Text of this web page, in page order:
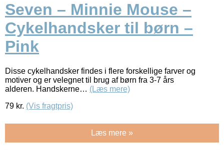
Seven – Minnie Mouse –
Cykelhandsker til børn –
Pink
Disse cykelhandsker findes i flere forskellige farver og
motiver og er velegnet til brug af børn fra 3-7 års
alderen. Handskerne… (Læs mere)
79 kr. (Vis fragtpris)
Læs mere »